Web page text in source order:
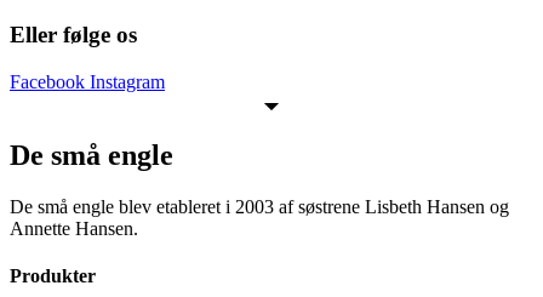
Eller følge os
Facebook Instagram
De små engle
De små engle blev etableret i 2003 af søstrene Lisbeth Hansen og
Annette Hansen.
Produkter